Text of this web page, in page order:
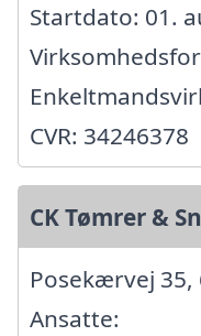
Startdato: 01.
CVR: 34246378
CK Tømrer &
Posekærvej 35,
Ansatte: